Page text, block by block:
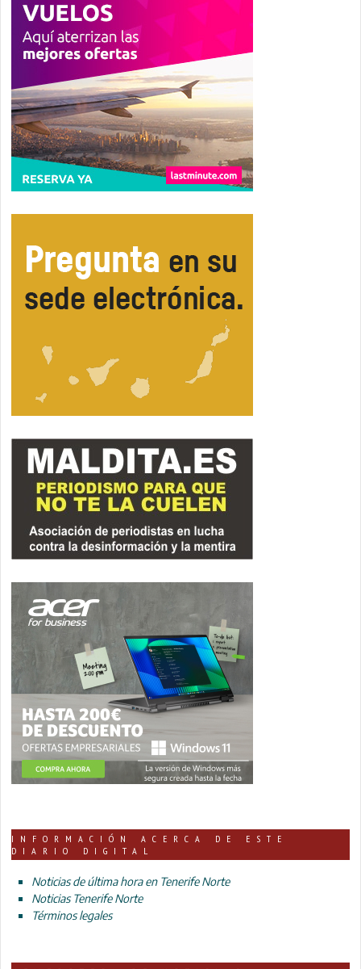
INFORMACIÓN ACERCA DE ESTE
DIARIO DIGITAL
Noticias de última hora en Tenerife Norte
Noticias Tenerife Norte
Términos legales